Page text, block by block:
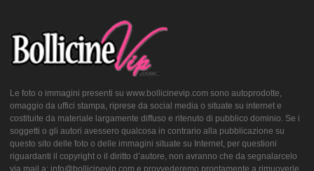
Le foto o immagini presenti su www.bollicinevip.com sono autoprodotte,
omaggio da uffici stampa, riprese da social media o situate su internet e
costituite da materiale largamente diffuso e ritenuto di pubblico dominio. Se i
soggetti o gli autori avessero qualcosa in contrario alla pubblicazione su
questo sito delle foto o delle immagini situate su Internet, per questioni
riguardanti il copyright o il diritto d’autore, non avranno che da segnalarcelo
via mail a: info@bollicinevip.com e provvederemo prontamente a rimuoverle